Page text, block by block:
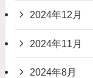
2024年12月
2024年11月
2024年8月